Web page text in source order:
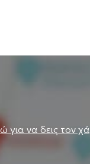
για να δεις τον